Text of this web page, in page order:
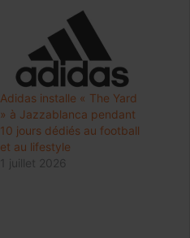
Adidas installe « The Yard
» à Jazzablanca pendant
10 jours dédiés au football
et au lifestyle
1 juillet 2026